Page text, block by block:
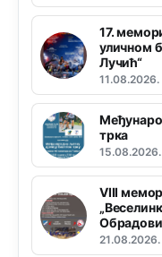
17.
уличном
Лучић“
11.08.2026.
трка
15.08.2026.
VIII
21.08.2026.